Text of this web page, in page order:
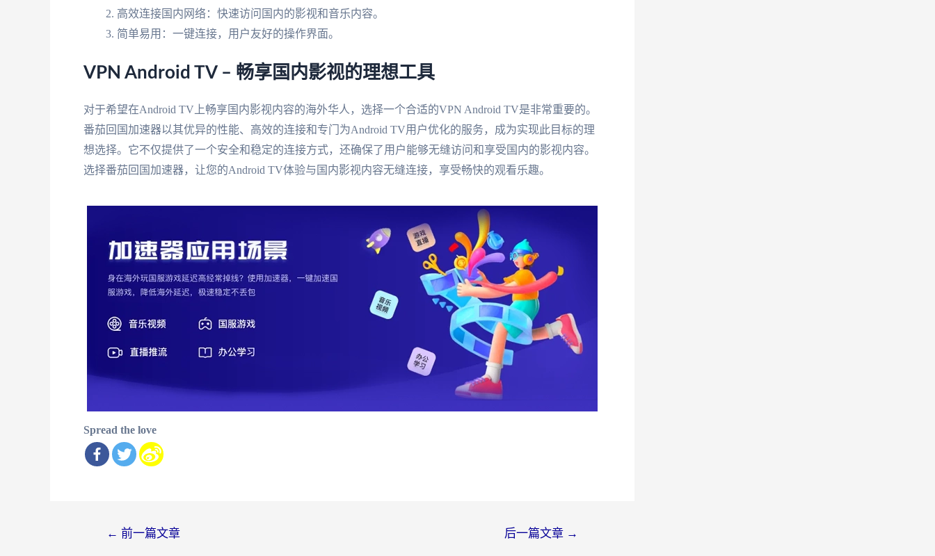
高效连接国内网络：快速访问国内的影视和音乐内容。
简单易用：一键连接，用户友好的操作界面。
VPN Android TV – 畅享国内影视的理想工具
对于希望在Android TV上畅享国内影视内容的海外华人，选择一个合适的VPN Android TV是非常重要的。
番茄回国加速器以其优异的性能、高效的连接和专门为Android TV用户优化的服务，成为实现此目标的理
想选择。它不仅提供了一个安全和稳定的连接方式，还确保了用户能够无缝访问和享受国内的影视内容。
选择番茄回国加速器，让您的Android TV体验与国内影视内容无缝连接，享受畅快的观看乐趣。
Spread the love
← 前一篇文章 后一篇文章 →